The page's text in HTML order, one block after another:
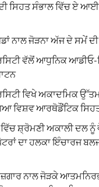
ਸਿਹਤ ਸੰਭਾਲ ਵਿੱਚ ਏ
ਨਾਲ ਜੋੜਨਾ ਅੱਜ ਦੇ ਸਮੇਂ
ਵੱਲੋਂ ਆਧੁਨਿਕ
ਵਿਖੇ ਅਕਾਦਮਿਕ
ਵਿਸ਼ਵ ਆਰਥੋਡੌਂਟਿਕ
ਸ਼੍ਰੋਮਣੀ ਅਕਾਲੀ ਦਲ ਨੂੰ
ਦਾ ਹਲਕਾ ਇੰਚਾਰਜ
ਨਾਲ ਜੋੜਕੇ